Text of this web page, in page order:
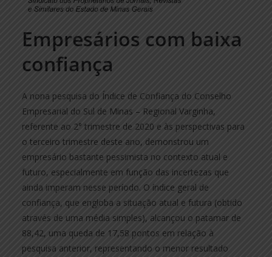
Empresários com baixa
confiança
A nona pesquisa do Índice de Confiança do Conselho
Empresarial do Sul de Minas – Regional Varginha,
referente ao 2° trimestre de 2020 e às perspectivas para
o terceiro trimestre deste ano, demonstrou um
empresário bastante pessimista no contexto atual e
futuro, especialmente em função das incertezas que
ainda imperam nesse período. O índice geral de
confiança, que engloba a situação atual e futura (obtido
através de uma média simples), alcançou o patamar de
88,42, uma queda de 17,58 pontos em relação à
pesquisa anterior, representando o menor resultado